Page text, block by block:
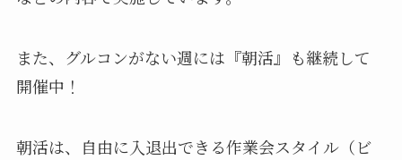
また、グルコンがない週には『朝活』も継続して
開催中！
朝活は、自由に入退出できる作業会スタイル（ビ